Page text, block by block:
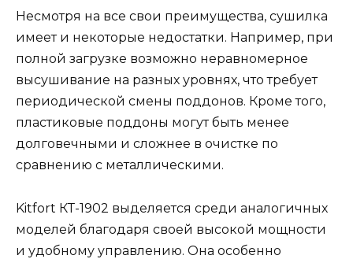
Несмотря на все свои преимущества, сушилка
имеет и некоторые недостатки. Например, при
полной загрузке возможно неравномерное
высушивание на разных уровнях, что требует
периодической смены поддонов. Кроме того,
пластиковые поддоны могут быть менее
долговечными и сложнее в очистке по
сравнению с металлическими.
Kitfort КТ-1902 выделяется среди аналогичных
моделей благодаря своей высокой мощности
и удобному управлению. Она особенно